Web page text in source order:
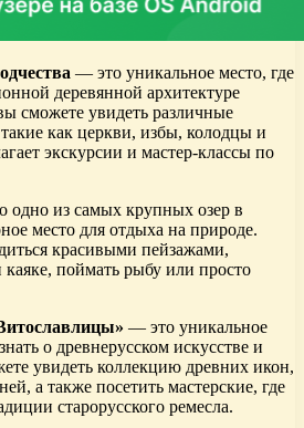
— это уникальное место, где
деревянной архитектуре
сможете увидеть различные
как церкви, избы, колодцы и
экскурсии и мастер-классы по
одно из самых крупных озер в
место для отдыха на природе.
красивыми пейзажами,
каяке, поймать рыбу или просто
— это уникальное
о древнерусском искусстве и
увидеть коллекцию древних икон,
а также посетить мастерские, где
старорусского ремесла.